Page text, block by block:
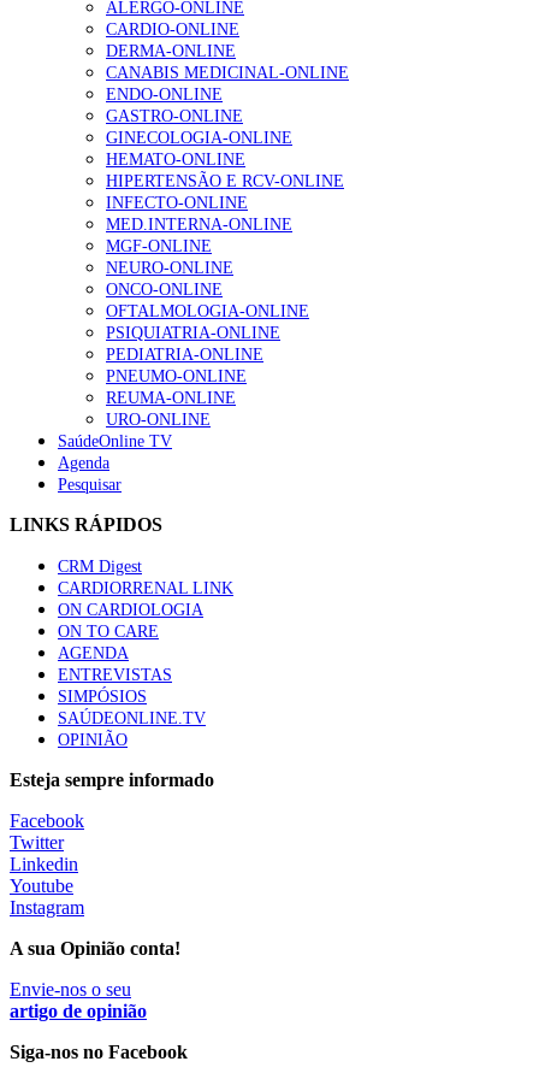
Alguns milhares de utentes podem ficar sem médico de
família com nova regras do registo, alerta associação
155 visualizações
1.º Episódio do Podcast “Frequência Cardio – Sintoniza-
te na Insuficiência Cardíaca” da Bayer
99 visualizações
“Os programas de rastreio do cancro do pulmão são
custo-efetivos e representam um investimento
sustentável para os sistemas de saúde”
88 visualizações
Quase quatro em cada dez doentes com enfarte
apresentavam níveis elevados de Lp(a), revela estudo
Trodelvy aprovado para primeira linha no cancro da
mama triplo negativo metastático em doentes não
elegíveis para inibidores PD-(L)1
61 visualizações
MAIS NOTÍCIAS
nutricionista no primeiro mês
7 Ago, 2026
apoio robótico em Portugal
7 Ago, 2026 |0 Comments
ALERGO-ONLINE
CARDIO-ONLINE
DERMA-ONLINE
CANABIS MEDICINAL-ONLINE
ENDO-ONLINE
GASTRO-ONLINE
GINECOLOGIA-ONLINE
HEMATO-ONLINE
HIPERTENSÃO E RCV-ONLINE
INFECTO-ONLINE
MED.INTERNA-ONLINE
MGF-ONLINE
NEURO-ONLINE
ONCO-ONLINE
OFTALMOLOGIA-ONLINE
PSIQUIATRIA-ONLINE
PEDIATRIA-ONLINE
PNEUMO-ONLINE
REUMA-ONLINE
URO-ONLINE
SaúdeOnline TV
Agenda
Pesquisar
LINKS RÁPIDOS
CRM Digest
CARDIORRENAL LINK
ON CARDIOLOGIA
ON TO CARE
AGENDA
ENTREVISTAS
SIMPÓSIOS
SAÚDEONLINE.TV
OPINIÃO
Esteja sempre informado
Facebook
Twitter
Linkedin
Youtube
Instagram
A sua Opinião conta!
Envie-nos o seu
artigo de opinião
Siga-nos no Facebook